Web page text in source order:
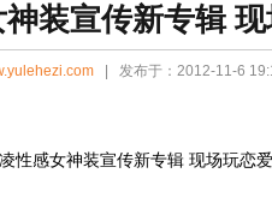
装宣传新专辑
| 发布于：2012-11-6
性感女神装宣传新专辑 现场玩恋